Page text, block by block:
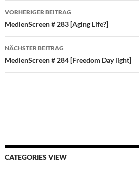
Beitragsnavigation
VORHERIGER BEITRAG
MedienScreen # 283 [Aging Life?]
NÄCHSTER BEITRAG
MedienScreen # 284 [Freedom Day light]
CATEGORIES VIEW